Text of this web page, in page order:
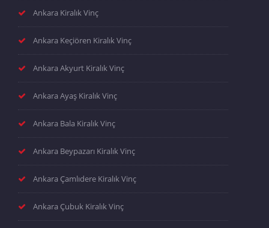
Ankara Kiralık Vinç
Ankara Keçiören Kiralık Vinç
Ankara Akyurt Kiralık Vinç
Ankara Ayaş Kiralık Vinç
Ankara Bala Kiralık Vinç
Ankara Beypazarı Kiralık Vinç
Ankara Çamlıdere Kiralık Vinç
Ankara Çubuk Kiralık Vinç